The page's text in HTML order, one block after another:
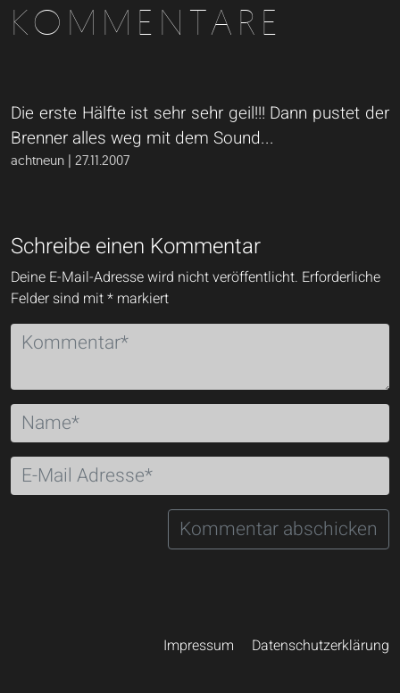
KOMMENTARE
Die erste Hälfte ist sehr sehr geil!!! Dann pustet der
Brenner alles weg mit dem Sound...
achtneun | 27.11.2007
Schreibe einen Kommentar
Deine E-Mail-Adresse wird nicht veröffentlicht. Erforderliche
Felder sind mit* markiert
Impressum Datenschutzerklärung